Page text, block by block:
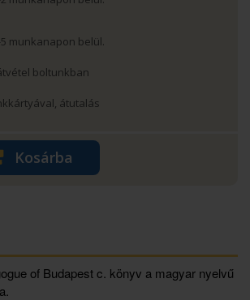
munkanapon belül.
boltunkban
átutalás
Kosárba
of Budapest c. könyv a magyar nyelvű